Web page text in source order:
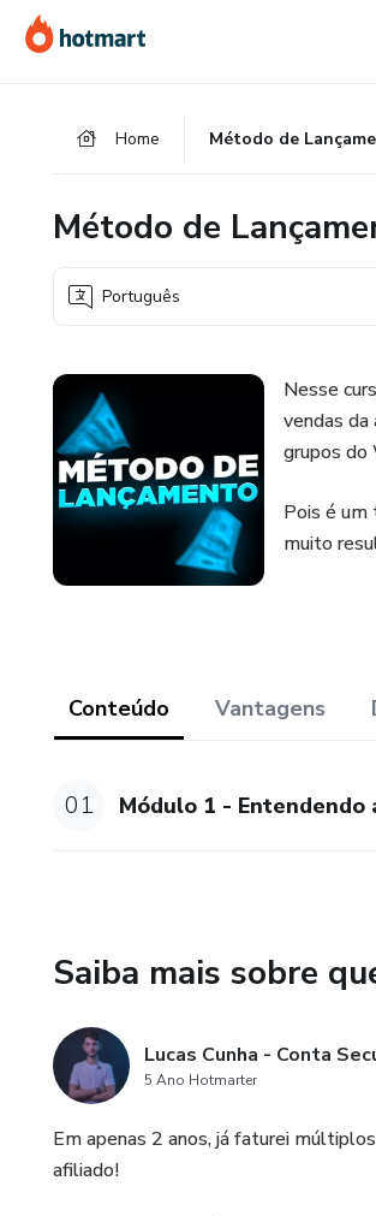
para
o
para
o
para
o
Home
Método de
Português
Nesse
vendas
grupos do
Pois é um
muito
Conteúdo Vantagens
01 Módulo 1 - Entendendo
Saiba mais sobre
Lucas Cunha - Conta
5 Ano Hotmarter
Em apenas 2 anos, já faturei
afiliado!